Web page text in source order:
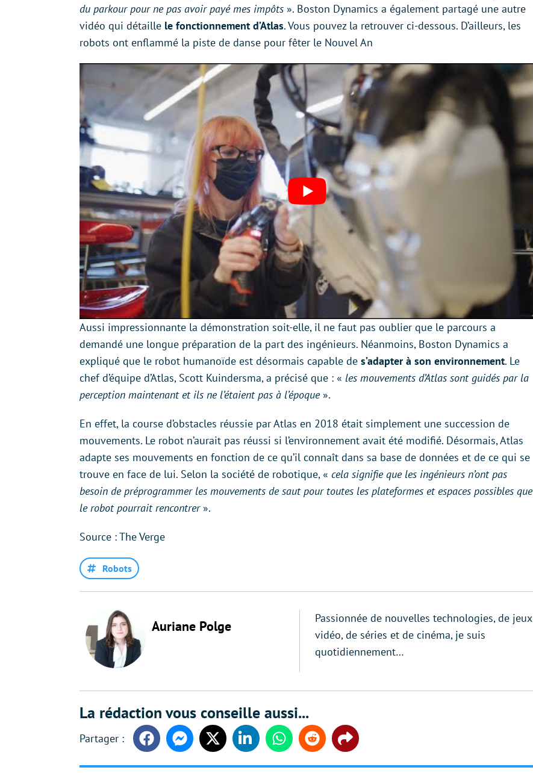
du parkour pour ne pas avoir payé mes impôts ». Boston Dynamics a également partagé une autre
vidéo qui détaille le fonctionnement d’Atlas. Vous pouvez la retrouver ci-dessous. D’ailleurs, les
robots ont enflammé la piste de danse pour fêter le Nouvel An
Aussi impressionnante la démonstration soit-elle, il ne faut pas oublier que le parcours a
demandé une longue préparation de la part des ingénieurs. Néanmoins, Boston Dynamics a
expliqué que le robot humanoïde est désormais capable de s’adapter à son environnement. Le
chef d’équipe d’Atlas, Scott Kuindersma, a précisé que : « les mouvements d’Atlas sont guidés par la
perception maintenant et ils ne l’étaient pas à l’époque ».
En effet, la course d’obstacles réussie par Atlas en 2018 était simplement une succession de
mouvements. Le robot n’aurait pas réussi si l’environnement avait été modifié. Désormais, Atlas
adapte ses mouvements en fonction de ce qu’il connaît dans sa base de données et de ce qui se
trouve en face de lui. Selon la société de robotique, « cela signifie que les ingénieurs n’ont pas
besoin de préprogrammer les mouvements de saut pour toutes les plateformes et espaces possibles que
le robot pourrait rencontrer».
Source : The Verge
Robots
Auriane Polge
Passionnée de nouvelles technologies, de jeux
vidéo, de séries et de cinéma, je suis
quotidiennement…
La rédaction vous conseille aussi...
FacebookMessengerTwitter LinkedinWhatsappReddit Share